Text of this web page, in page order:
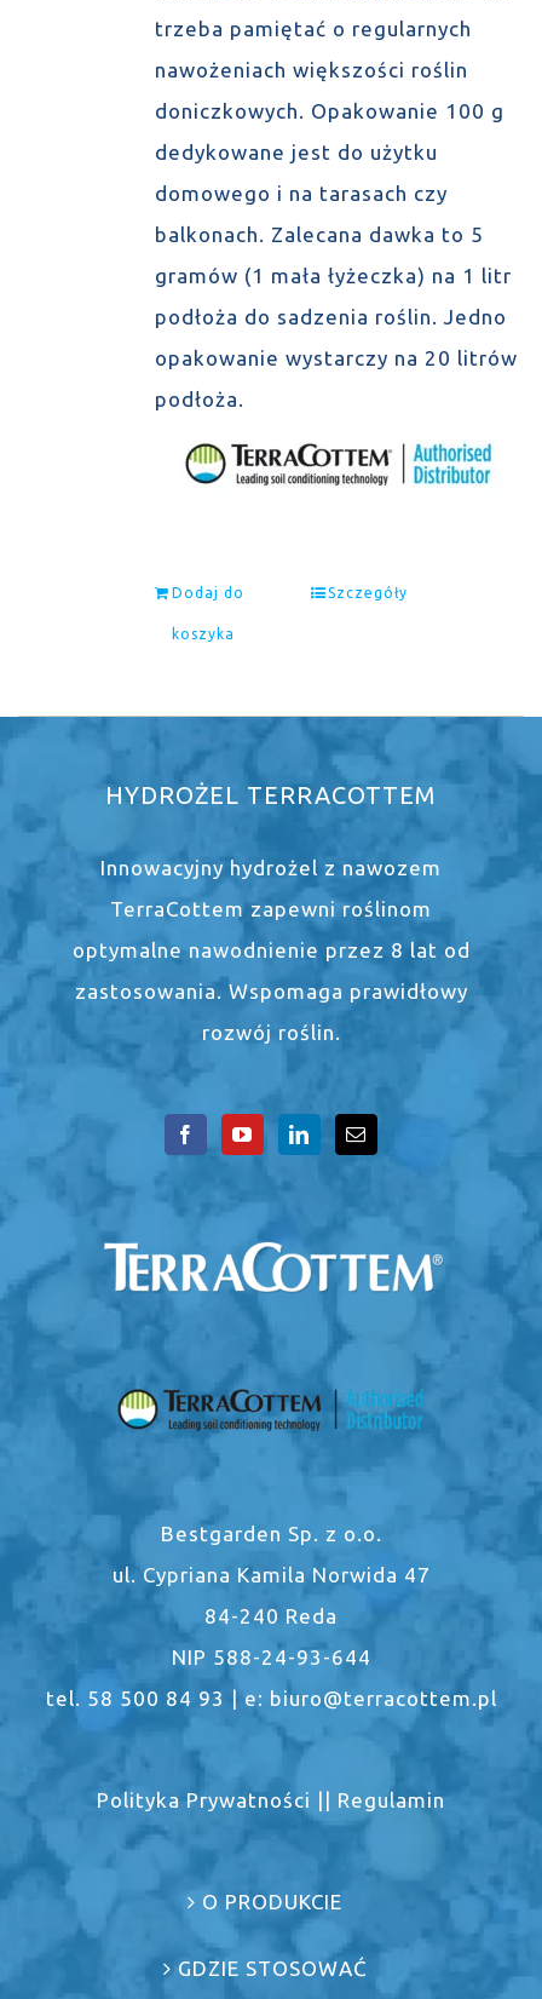
trzeba pamiętać o regularnych
nawożeniach większości roślin
doniczkowych. Opakowanie 100 g
dedykowane jest do użytku
domowego i na tarasach czy
balkonach. Zalecana dawka to 5
gramów (1 mała łyżeczka) na 1 litr
podłoża do sadzenia roślin. Jedno
opakowanie wystarczy na 20 litrów
podłoża.
Dodaj do
koszyka
Szczegóły
HYDROŻEL TERRACOTTEM
Innowacyjny hydrożel z nawozem
TerraCottem zapewni roślinom
optymalne nawodnienie przez 8 lat od
zastosowania. Wspomaga prawidłowy
rozwój roślin.
Bestgarden Sp. z o.o.
ul. Cypriana Kamila Norwida 47
84-240 Reda
NIP 588-24-93-644
tel. 58 500 84 93 | e: biuro@terracottem.pl
Polityka Prywatności || Regulamin
O PRODUKCIE
GDZIE STOSOWAĆ